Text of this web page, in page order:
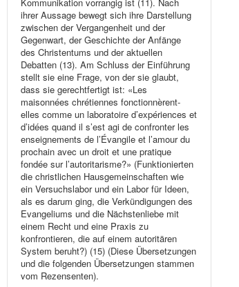
ihrer Aussage bewegt sich ihre Darstellung
zwischen der Vergangenheit und der
Gegenwart, der Geschichte der Anfänge
des Christentums und der aktuellen
Debatten (13). Am Schluss der Einführung
stellt sie eine Frage, von der sie glaubt,
dass sie gerechtfertigt ist: «Les
maisonnées chrétiennes fonctionnèrent-
elles comme un laboratoire d’expériences et
d’idées quand il s’est agi de confronter les
enseignements de l’Évangile et l’amour du
prochain avec un droit et une pratique
fondée sur l’autoritarisme?» (Funktionierten
die christlichen Hausgemeinschaften wie
ein Versuchslabor und ein Labor für Ideen,
als es darum ging, die Verkündigungen des
Evangeliums und die Nächstenliebe mit
einem Recht und eine Praxis zu
konfrontieren, die auf einem autoritären
System beruht?) (15) (Diese Übersetzungen
und die folgenden Übersetzungen stammen
vom Rezensenten).